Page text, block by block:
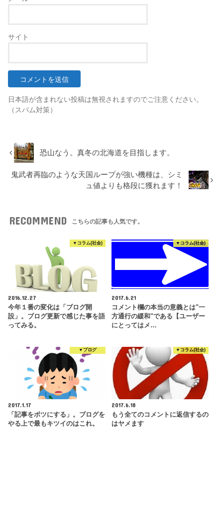
サイト
日本語が含まれない投稿は無視されますのでご注意ください。
（スパム対策）
恐山なう。真冬の北海道を目指します。
鬼武者再臨のような天国ループが強い機種は、シミ
ュ値よりも格段に獲れます！
RECOMMEND こちらの記事も人気です。
▼コラム(社会)
2016.12.27
今年１番の変化は「ブログ開
設」。ブログ更新で感じた事を語
ってみる。
▼コラム(社会)
2017.6.21
コメント欄の本当の意義とは"一
方通行の緩和"である【ユーザー
にとってはメ…
▼ブログ
2017.1.17
「記事をボツにする」。ブログを
やる上で最もキツイのはこれ。
▼コラム(社会)
2017.6.18
もう全てのコメントに返信するの
はヤメます